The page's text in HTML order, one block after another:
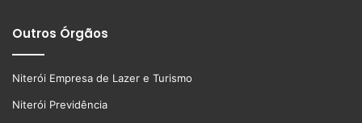
Outros Órgãos
Niterói Empresa de Lazer e Turismo
Niterói Previdência